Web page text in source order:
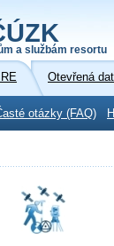
a službám resortu
Otevřená
otázky (FAQ)